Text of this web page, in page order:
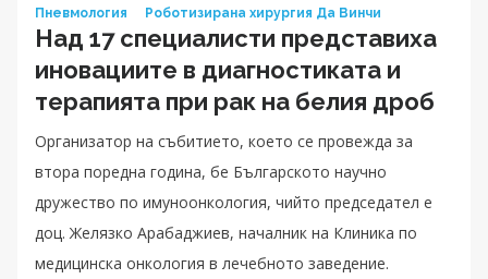
Пневмология
Роботизирана хирургия Да Винчи
Над 17 специалисти представиха
иновациите в диагностиката и
терапията при рак на белия дроб
Организатор на събитието, което се провежда за
втора поредна година, бе Българското научно
дружество по имуноонкология, чийто председател е
доц. Желязко Арабаджиев, началник на Клиника по
медицинска онкология в лечебното заведение.